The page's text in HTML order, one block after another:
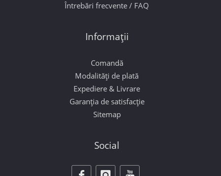
Întrebări frecvente / FAQ
Informații
Comandă
Modalități de plată
Expediere & Livrare
Garanția de satisfacție
Sitemap
Social